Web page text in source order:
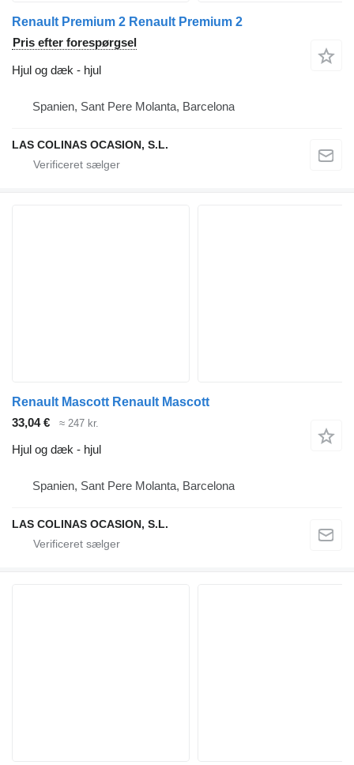
Renault Premium 2 Renault Premium 2
Pris efter forespørgsel
Hjul og dæk - hjul
Spanien, Sant Pere Molanta, Barcelona
LAS COLINAS OCASION, S.L.
Renault Mascott Renault Mascott
33,04 €
≈ 247 kr.
Hjul og dæk - hjul
Spanien, Sant Pere Molanta, Barcelona
LAS COLINAS OCASION, S.L.